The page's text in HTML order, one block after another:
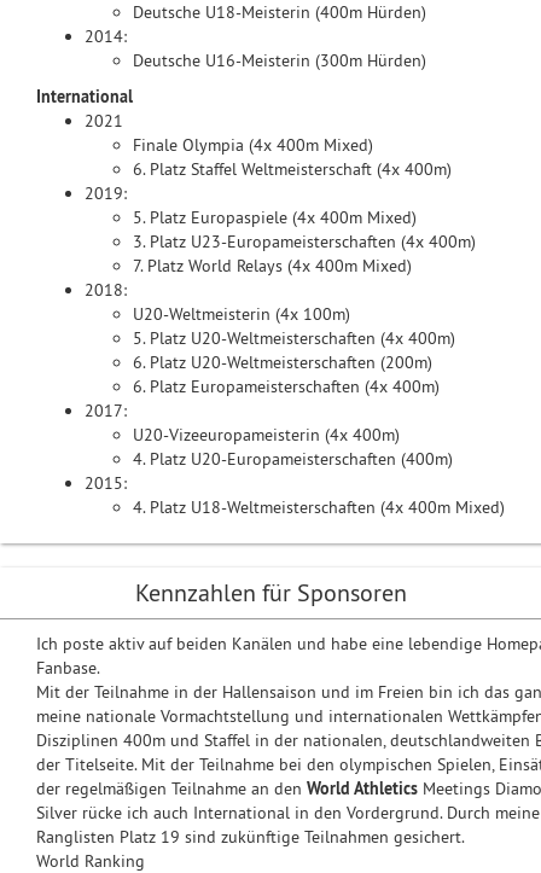
Deutsche U18-Meisterin (400m Hürden)
2014:
Deutsche U16-Meisterin (300m Hürden)
International
2021
Finale Olympia (4x 400m Mixed)
6. Platz Staffel Weltmeisterschaft (4x 400m)
2019:
5. Platz Europaspiele (4x 400m Mixed)
3. Platz U23-Europameisterschaften (4x 400m)
7. Platz World Relays (4x 400m Mixed)
2018:
U20-Weltmeisterin (4x 100m)
5. Platz U20-Weltmeisterschaften (4x 400m)
6. Platz U20-Weltmeisterschaften (200m)
6. Platz Europameisterschaften (4x 400m)
2017:
U20-Vizeeuropameisterin (4x 400m)
4. Platz U20-Europameisterschaften (400m)
2015:
4. Platz U18-Weltmeisterschaften (4x 400m Mixed)
Kennzahlen für Sponsoren
Ich poste aktiv auf beiden Kanälen und habe eine lebendige
Fanbase.
Mit der Teilnahme in der Hallensaison und im Freien bin ich das
meine nationale Vormachtstellung und internationalen
Disziplinen 400m und Staffel in der nationalen, deutschlandweiten
der Titelseite. Mit der Teilnahme bei den olympischen Spielen,
der regelmäßigen Teilnahme an den World Athletics Meetings
Silver rücke ich auch International in den Vordergrund. Durch
Ranglisten Platz 19 sind zukünftige Teilnahmen gesichert.
World Ranking